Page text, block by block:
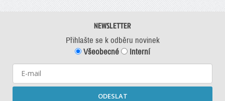
NEWSLETTER
Přihlašte se k odběru novinek
Všeobecné
Interní
ODESLAT